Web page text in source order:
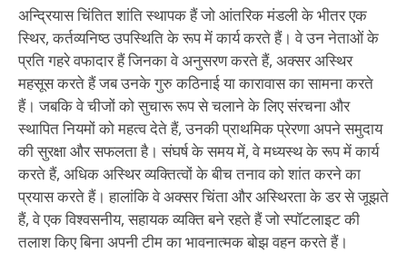
अन्द्रियास चिंतित शांति स्थापक हैं जो आंतरिक मंडली के भीतर एक
स्थिर, कर्तव्यनिष्ठ उपस्थिति के रूप में कार्य करते हैं। वे उन नेताओं के
प्रति गहरे वफादार हैं जिनका वे अनुसरण करते हैं, अक्सर अस्थिर
महसूस करते हैं जब उनके गुरु कठिनाई या कारावास का सामना करते
हैं। जबकि वे चीजों को सुचारू रूप से चलाने के लिए संरचना और
स्थापित नियमों को महत्व देते हैं, उनकी प्राथमिक प्रेरणा अपने समुदाय
की सुरक्षा और सफलता है। संघर्ष के समय में, वे मध्यस्थ के रूप में कार्य
करते हैं, अधिक अस्थिर व्यक्तित्वों के बीच तनाव को शांत करने का
प्रयास करते हैं। हालांकि वे अक्सर चिंता और अस्थिरता के डर से जूझते
हैं, वे एक विश्वसनीय, सहायक व्यक्ति बने रहते हैं जो स्पॉटलाइट की
तलाश किए बिना अपनी टीम का भावनात्मक बोझ वहन करते हैं।